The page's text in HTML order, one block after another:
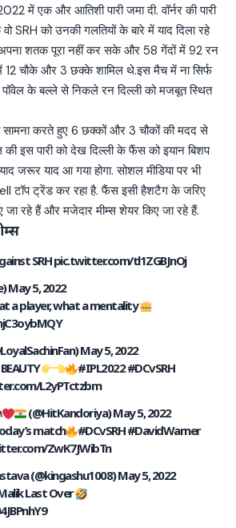
में एक और आतिशी पारी जमा दी. वॉर्नर की पारी
SRH को उनकी गलतियों के बारे में याद दिला रहे
शतक पूरा नहीं कर सके और 58 गेंदों में 92 रन
12 चौके और 3 छक्के शामिल थे.इस मैच में ना सिर्फ
पॉवेल के बल्ले से निकले रन दिल्ली को मजबूत स्थित
करते हुए 6 छक्कों और 3 चौकों की मदद से
की इस पारी को देख दिल्ली के फैंस को इयान बिशप
जरूर याद आ गया होगा. सोशल मीडिया पर भी
ट्रेंड कर रहा है. फैंस इसी हैशटैग के जरिए
जा रहे हैं और मजेदार मीम्स शेयर किए जा रहे हैं.
SRHpic.twitter.com/tl1ZGBJnOj
May 5, 2022
a player, what a mentality
May 5, 2022
#IPL2022 #DCvSRH
L2yPTctzbm
(@HitKandoriya)May 5, 2022
match
#DCvSRH #DavidWarner
ZwK7JWibTn
(@kingashu1008)May 5, 2022
Last Over